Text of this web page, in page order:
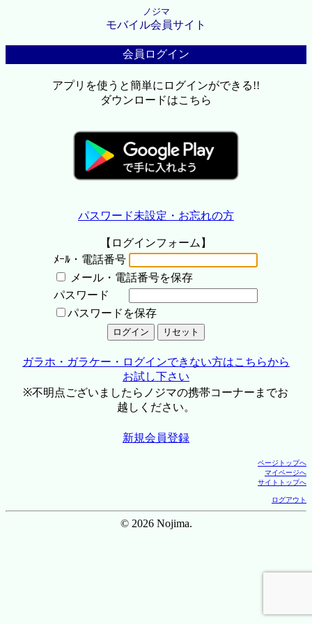
ノジマ
モバイル会員サイト
会員ログイン
アプリを使うと簡単にログインができる!!
ダウンロードはこちら
パスワード未設定・お忘れの方
【ログインフォーム】
ﾒｰﾙ・電話番号
メール・電話番号を保存
パスワード
パスワードを保存
ガラホ・ガラケー・ログインできない方はこちらから
お試し下さい
※不明点ございましたらノジマの携帯コーナーまでお
越しください。
新規会員登録
ページトップへ
マイページへ
サイトトップへ
ログアウト
© 2026 Nojima.